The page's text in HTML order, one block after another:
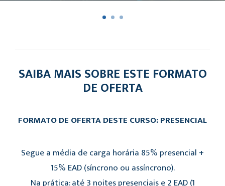
SAIBA MAIS SOBRE ESTE FORMATO
DE OFERTA
FORMATO DE OFERTA DESTE CURSO: PRESENCIAL
Segue a média de carga horária 85% presencial +
15% EAD (síncrono ou assíncrono).